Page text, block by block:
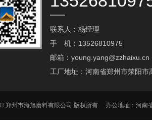
联系人：杨经理
手 机：13526810975
邮箱：young.yang@zzhaixu.cn
工厂地址：河南省郑州市荥阳市
郑州市海旭磨料有限公司 版权所有 办公地址：河